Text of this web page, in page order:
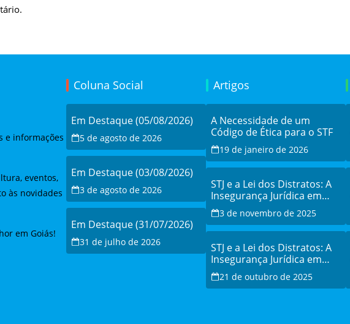
e informações
eventos,
às novidades
em Goiás!
Coluna Social
Em Destaque (05/08/2026)
5 de agosto de 2026
Em Destaque (03/08/2026)
3 de agosto de 2026
Em Destaque (31/07/2026)
31 de julho de 2026
Artigos
A Necessidade de um
Código de Ética para o STF
19 de janeiro de 2026
STJ e a Lei dos Distratos: A
Insegurança Jurídica em
Debate e a Resistência à
Modernização
3 de novembro de 2025
STJ e a Lei dos Distratos: A
Insegurança Jurídica em
Debate e a Resistência à
Modernização
21 de outubro de 2025